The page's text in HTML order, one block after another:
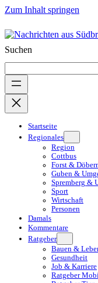
Zum Inhalt springen
Suchen
Startseite
Regionales
Region
Cottbus
Forst &
Guben &
Spremberg &
Sport
Wirtschaft
Personen
Damals
Kommentare
Ratgeber
Bauen &
Gesundheit
Job & Karriere
Ratgeber